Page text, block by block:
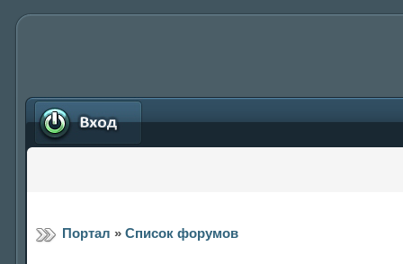
Вход
Портал » Список форумов